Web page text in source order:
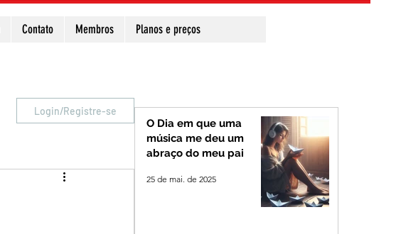
Contato Membros Planos e preços
Login/Registre-se
O Dia em que uma
música me deu um
abraço do meu pai
25 de mai. de 2025